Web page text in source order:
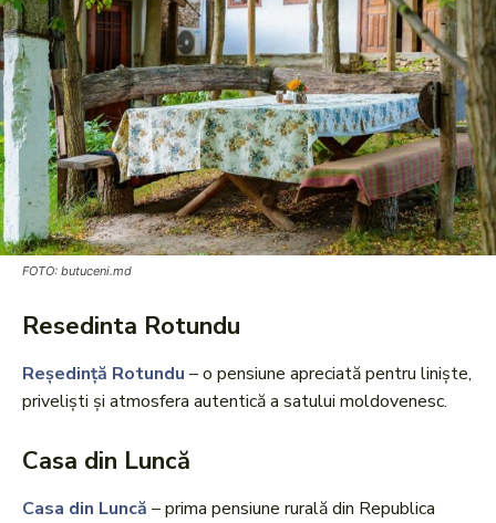
FOTO: butuceni.md
Resedinta Rotundu
Reședință Rotundu – o pensiune apreciată pentru liniște,
priveliști și atmosfera autentică a satului moldovenesc.
Casa din Luncă
Casa din Luncă – prima pensiune rurală din Republica